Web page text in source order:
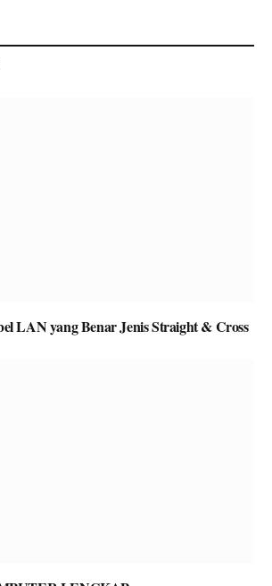
LAN yang Benar Jenis Straight & Cross